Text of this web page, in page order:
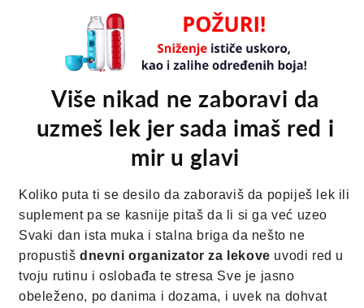
Više nikad ne zaboravi da
uzmeš lek jer sada imaš red i
mir u glavi
Koliko puta ti se desilo da zaboraviš da popiješ lek ili
suplement pa se kasnije pitaš da li si ga već uzeo
Svaki dan ista muka i stalna briga da nešto ne
propustiš dnevni organizator za lekove uvodi red u
tvoju rutinu i oslobađa te stresa Sve je jasno
obeleženo, po danima i dozama, i uvek na dohvat